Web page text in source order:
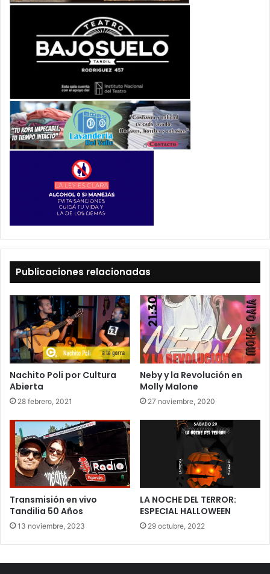
Publicaciones relacionadas
Nachito Poli por Cultura
Abierta
28 febrero, 2021
Neby y la Revolución en
Molly Malone
27 noviembre, 2020
Transmisión en vivo
Tandilia 50 Años
13 noviembre, 2023
LA NOCHE DEL TERROR:
ESPECIAL HALLOWEEN
29 octubre, 2022